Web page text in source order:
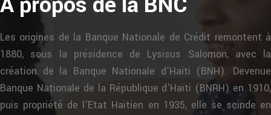
Les origines de la Banque Nationale de Crédit remontent à
1880, sous la présidence de Lysisus Salomon, avec la
création de la Banque Nationale d'Haïti (BNH). Devenue
Banque Nationale de la République d'Haïti (BNRH) en 1910,
puis propriété de l'Etat Haïtien en 1935, elle se scinde en